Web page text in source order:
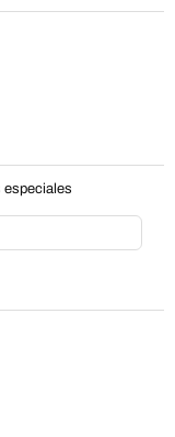
especiales